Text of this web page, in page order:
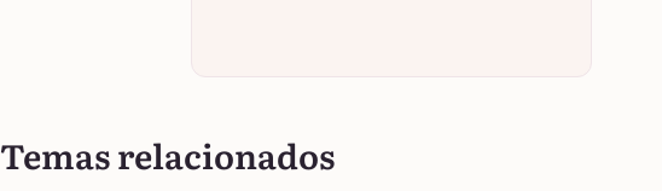
Temas relacionados